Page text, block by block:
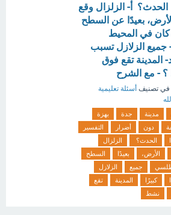
الحدث؟ أ- الزلزال وقع
بعيدًا عن السطح
في المحيط
الزلازل تسبب
المدينة تقع فوق
- مع الشرح
في تصنيف أسئلة تعليمية
مدينة جدة
بهزة
دون أضرار
التفسير
الحدث؟
الزلزال
الأرض، بعيدًا
السطح
جميع
الزلازل
كبيرًا المدينة
تقع
نشط